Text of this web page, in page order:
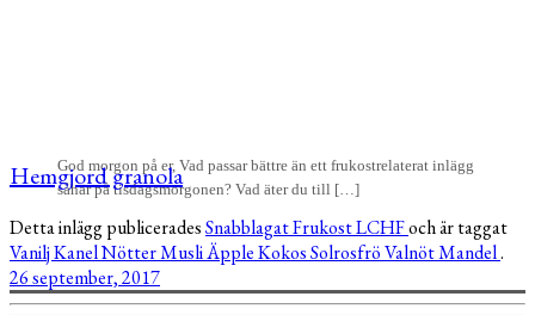
God morgon på er, Vad passar bättre än ett frukostrelaterat inlägg
såhär på tisdagsmorgonen? Vad äter du till […]
Hemgjord granola
Detta inlägg publiceradesSnabblagatFrukostLCHFoch är taggat
VaniljKanelNötterMusliÄppleKokosSolrosfröValnötMandel.
26 september, 2017